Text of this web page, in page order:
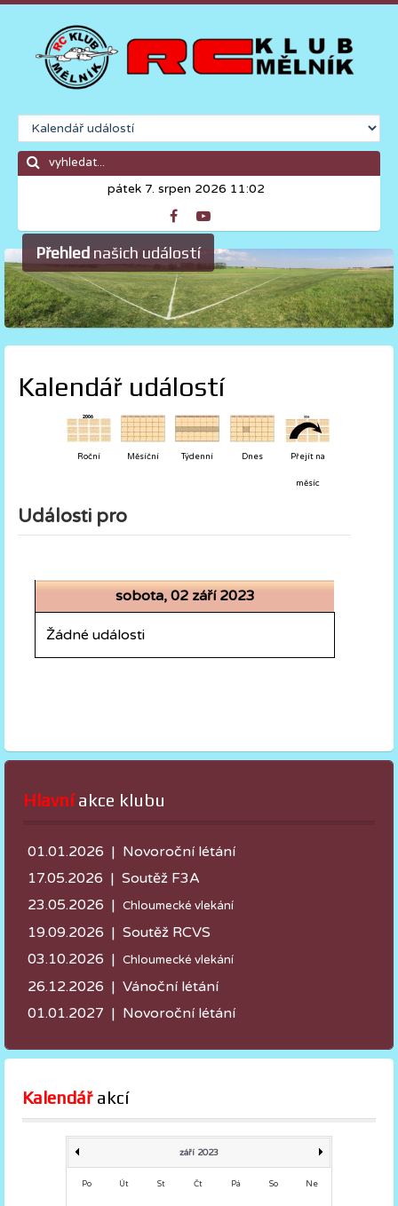
pátek 7. srpen 2026 11:02
Přehled našich událostí
Kalendář událostí
Roční Měsíční Týdenní Dnes Přejít na
měsíc
Události pro
sobota, 02 září 2023
Žádné události
Hlavní akce klubu
01.01.2026 | Novoroční létání
17.05.2026 | Soutěž F3A
23.05.2026 | Chloumecké vlekání
19.09.2026 | Soutěž RCVS
03.10.2026 | Chloumecké vlekání
26.12.2026 | Vánoční létání
01.01.2027 | Novoroční létání
Kalendář akcí
září 2023
Po Út St Čt Pá So Ne